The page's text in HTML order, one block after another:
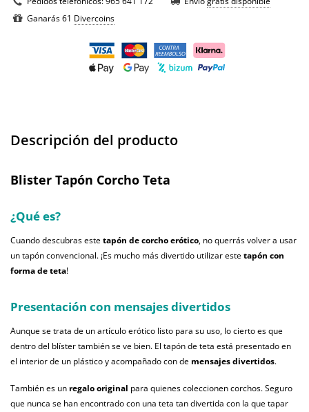
Ganarás 61 Divercoins
Descripción del producto
Blister Tapón Corcho Teta
¿Qué es?
Cuando descubras estetapón de corcho erótico, no querrás volver a usar
un tapón convencional. ¡Es mucho más divertido utilizar estetapón con
forma de teta!
Presentación con mensajes divertidos
Aunque se trata de un artículo erótico listo para su uso, lo cierto es que
dentro del blíster también se ve bien. El tapón de teta está presentado en
el interior de un plástico y acompañado con de mensajes divertidos.
También es un regalo original para quienes coleccionen corchos. Seguro
que nunca se han encontrado con una teta tan divertida con la que tapar